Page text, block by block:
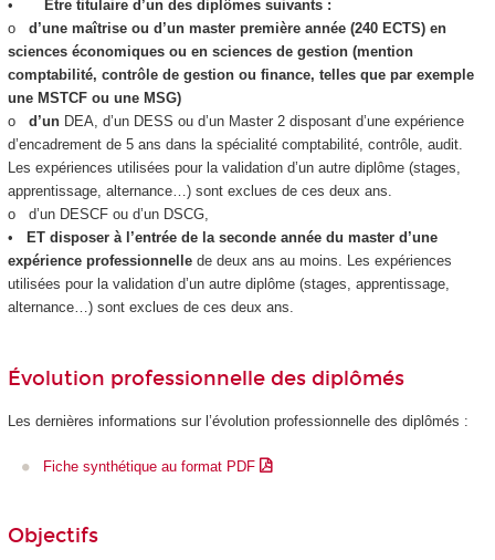
•
Être titulaire d’un des diplômes suivants :
o d’une maîtrise ou d’un master première année (240 ECTS) en
sciences économiques ou en sciences de gestion (mention
comptabilité, contrôle de gestion ou finance, telles que par exemple
une MSTCF ou une MSG)
o d’unDEA, d’un DESS ou d’un Master 2 disposant d’une expérience
d’encadrement de 5 ans dans la spécialité comptabilité, contrôle, audit.
Les expériences utilisées pour la validation d’un autre diplôme (stages,
apprentissage, alternance…) sont exclues de ces deux ans.
o d’un DESCF ou d’un DSCG,
•
ET disposer à l’entrée de la seconde année du master d’une
expérience professionnelle de deux ans au moins. Les expériences
utilisées pour la validation d’un autre diplôme (stages, apprentissage,
alternance…) sont exclues de ces deux ans.
Évolution professionnelle des diplômés
Les dernières informations sur l’évolution professionnelle des diplômés :
Fiche synthétique au format PDF
Objectifs